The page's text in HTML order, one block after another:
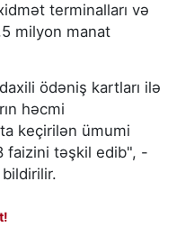
terminalları və
milyon manat
ödəniş kartları ilə
həcmi
keçirilən ümumi
faizini təşkil edib", -